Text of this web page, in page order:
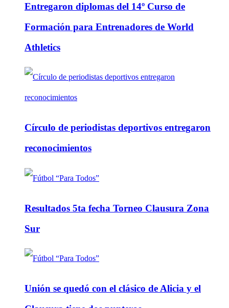
Entregaron diplomas del 14º Curso de
Formación para Entrenadores de World
Athletics
Círculo de periodistas deportivos entregaron
reconocimientos
Resultados 5ta fecha Torneo Clausura Zona
Sur
Unión se quedó con el clásico de Alicia y el